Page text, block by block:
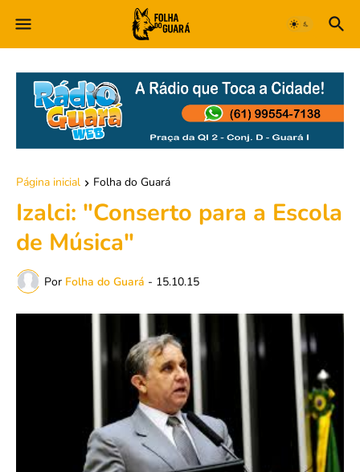
Página inicial Folha do Guará
Izalci: "Conserto para a Escola
de Música"
Por Folha do Guará - 15.10.15